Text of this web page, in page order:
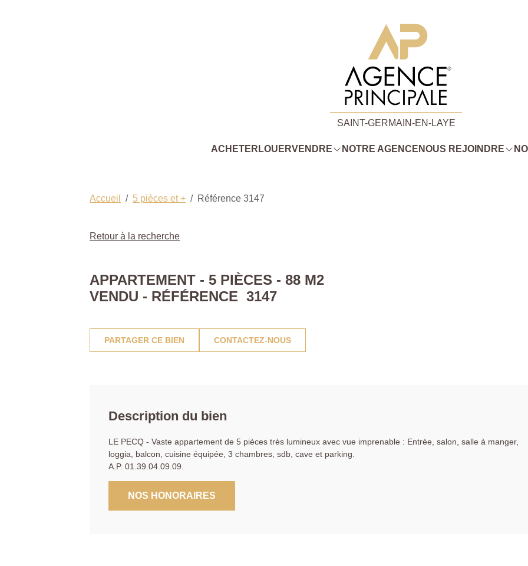
SAINT-GERMAIN-EN-LAYE
ACHETER LOUERVENDRE NOTRE AGENCE NOUS REJOINDRE
Accueil 5 pièces et + Référence 3147
Retour à la recherche
APPARTEMENT - 5 PIÈCES - 88 M2
VENDU - RÉFÉRENCE 3147
PARTAGER CE BIEN CONTACTEZ-NOUS
Description du bien
LE PECQ - Vaste appartement de 5 pièces très lumineux avec vue imprenable : Entrée, salon, salle à manger,
loggia, balcon, cuisine équipée, 3 chambres, sdb, cave et parking.
A.P. 01.39.04.09.09.
NOS HONORAIRES